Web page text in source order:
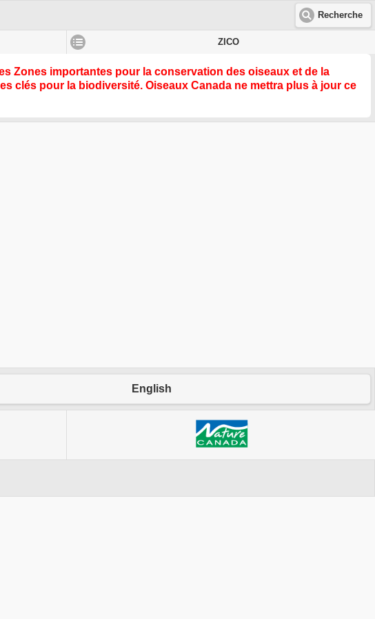
Recherche
ZICO
Zones importantes pour la conservation des oiseaux et de la
clés pour la biodiversité. Oiseaux Canada ne mettra plus à jour ce
English